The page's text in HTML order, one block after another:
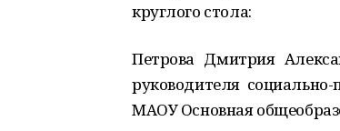
круглого стола:
Петрова Дмитрия
руководителя социально-
МАОУ Основная